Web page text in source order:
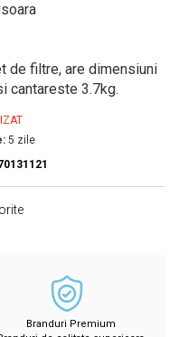
de filtre, are dimensiuni
cantareste 3.7kg.
5 zile
Branduri Premium